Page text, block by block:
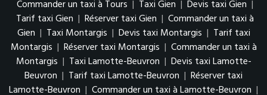
Commander un taxi à Tours | Taxi Gien | Devis taxi Gien |
Tarif taxi Gien | Réserver taxi Gien | Commander un taxi à
Gien | Taxi Montargis | Devis taxi Montargis | Tarif taxi
Montargis | Réserver taxi Montargis | Commander un taxi à
Montargis | Taxi Lamotte-Beuvron | Devis taxi Lamotte-
Beuvron | Tarif taxi Lamotte-Beuvron | Réserver taxi
Lamotte-Beuvron | Commander un taxi à Lamotte-Beuvron |